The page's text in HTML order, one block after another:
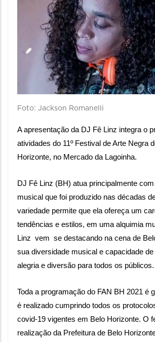
Foto: Jackson Romanelli
A apresentação da DJ Fê Linz integra o
atividades do 11º Festival de Arte Negra
Horizonte, no Mercado da Lagoinha.
DJ Fê Linz (BH) atua principalmente com
musical que foi produzido nas décadas
variedade permite que ela ofereça um
tendências e estilos, em uma alquimia
Linz  vem  se destacando na cena de
sua diversidade musical e capacidade
alegria e diversão para todos os públicos.
Toda a programação do FAN BH 2021 é
é realizado cumprindo todos os
covid-19 vigentes em Belo Horizonte. O
realização da Prefeitura de Belo